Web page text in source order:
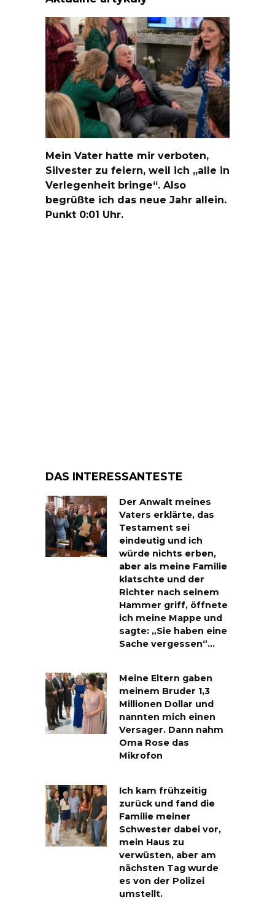
Mein Vater hatte mir verboten,
Silvester zu feiern, weil ich „alle in
Verlegenheit bringe“. Also
begrüßte ich das neue Jahr allein.
Punkt 0:01 Uhr.
DAS INTERESSANTESTE
Der Anwalt meines
Vaters erklärte, das
Testament sei
eindeutig und ich
würde nichts erben,
aber als meine Familie
klatschte und der
Richter nach seinem
Hammer griff, öffnete
ich meine Mappe und
sagte: „Sie haben eine
Sache vergessen“…
Meine Eltern gaben
meinem Bruder 1,3
Millionen Dollar und
nannten mich einen
Versager. Dann nahm
Oma Rose das
Mikrofon
Ich kam frühzeitig
zurück und fand die
Familie meiner
Schwester dabei vor,
mein Haus zu
verwüsten, aber am
nächsten Tag wurde
es von der Polizei
umstellt.